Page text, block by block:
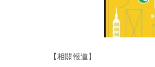
【相關報道】